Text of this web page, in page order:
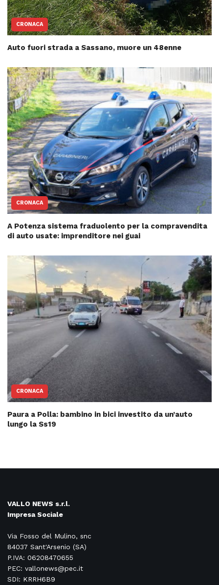
CRONACA
Auto fuori strada a Sassano, muore un 48enne
CRONACA
A Potenza sistema fraduolento per la compravendita
di auto usate: imprenditore nei guai
CRONACA
Paura a Polla: bambino in bici investito da un’auto
lungo la Ss19
VALLO NEWS s.r.l.
Impresa Sociale
Via Fosso del Mulino, snc
84037 Sant'Arsenio (SA)
P.IVA: 06208470655
PEC: vallonews@pec.it
SDI: KRRH6B9